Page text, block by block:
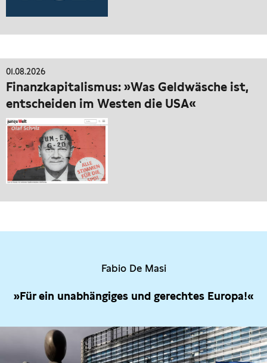
01.08.2026
Finanzkapitalismus: »Was Geldwäsche ist,
entscheiden im Westen die USA«
Fabio De Masi
»Für ein unabhängiges und gerechtes Europa!«